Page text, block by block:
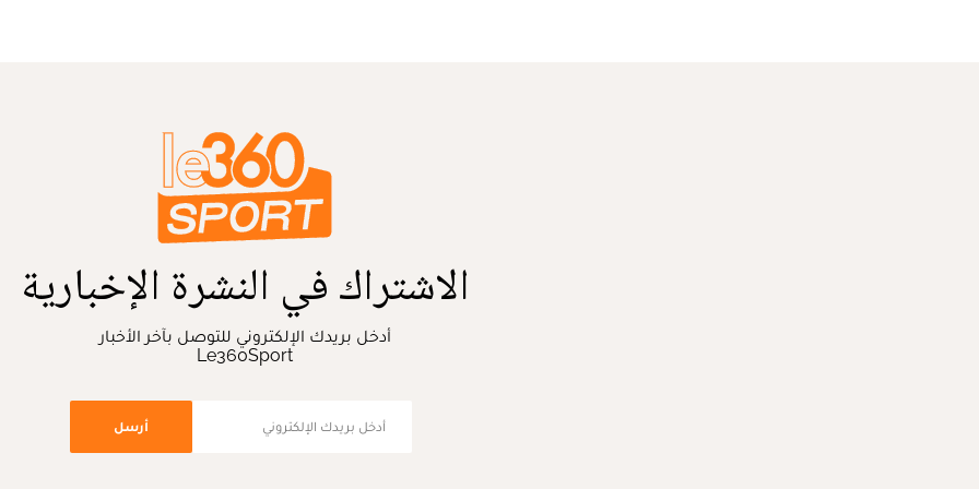
الاشتراك في النشرة الإخبارية
أدخل بريدك الإلكتروني للتوصل بآخر الأخبار
Le360Sport
أرسل